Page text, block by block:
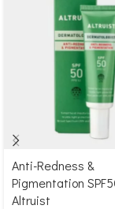
Αγόρασε & κέρδισε
Glow Points!
Anti-Redness &
Pigmentation
Altruist